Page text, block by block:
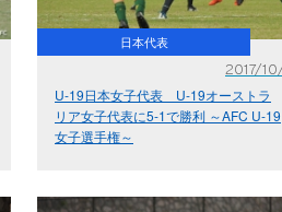
日本代表
2017/
U-19日本女子代表 U-19オーストラ
リア女子代表に5-1で勝利 ～AFC U-19
女子選手権～